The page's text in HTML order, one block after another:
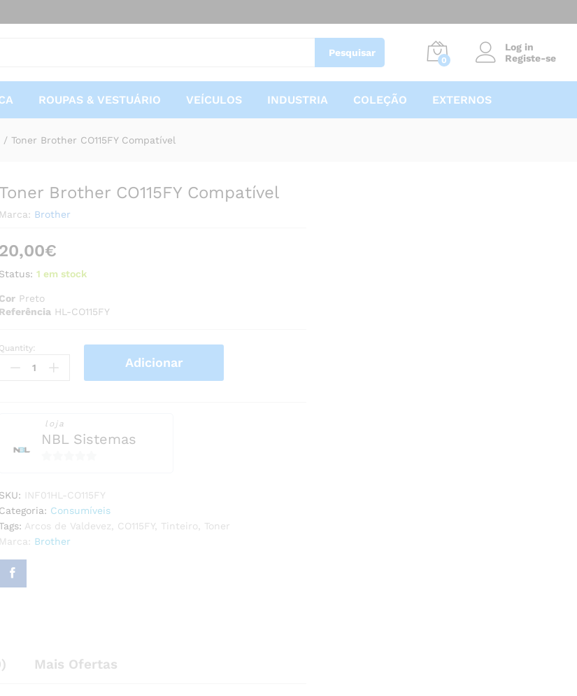
Pesquisar
0
Log in
Registe-se
ROUPAS & VESTUÁRIO VEÍCULOS INDUSTRIA COLEÇÃO EXTERNOS
/ Toner Brother CO115FY Compatível
Toner Brother CO115FY Compatível
Marca: Brother
20,00€
Status: 1 em stock
Cor Preto
Referência HL-CO115FY
Toner
Brother
Quantity:
Adicionar
loja
NBL Sistemas
u
t
o
f
SKU:
INF01HL-CO115FY
Categoria: Consumíveis
Arcos de Valdevez CO115FY, Tinteiro
Toner
Marca: Brother
Mais Ofertas
Ofertas